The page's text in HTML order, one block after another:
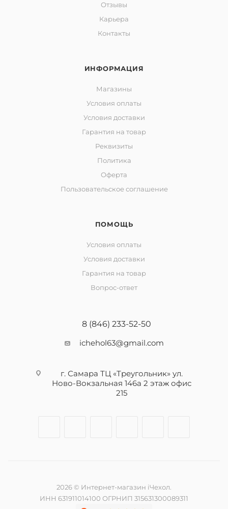
Отзывы
Карьера
Контакты
ИНФОРМАЦИЯ
Магазины
Условия оплаты
Условия доставки
Гарантия на товар
Реквизиты
Политика
Оферта
Пользовательское соглашение
ПОМОЩЬ
Условия оплаты
Условия доставки
Гарантия на товар
Вопрос-ответ
8 (846) 233-52-50
ichehol63@gmail.com
г. Самара ТЦ «Треугольник» ул.
Ново-Вокзальная 146а 2 этаж офис
215
2026 © Интернет-магазин iЧехол.
ИНН 631911014100 ОГРНИП 315631300089311